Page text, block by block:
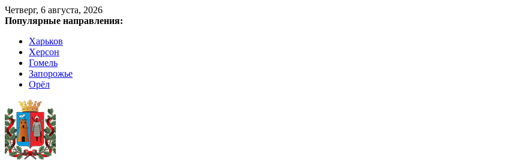
Четверг, 6 августа, 2026
Популярные направления:
Харьков
Херсон
Гомель
Запорожье
Орёл